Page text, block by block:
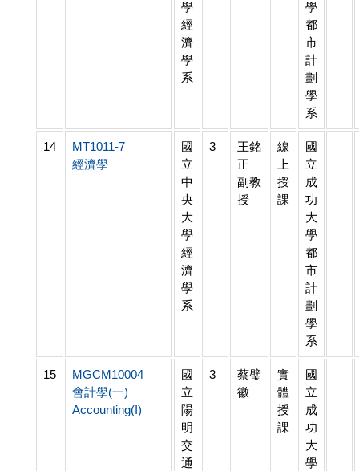
學
經
濟
學
系
學
都
市
計
劃
學
系
14
MT1011-7
經濟學
國
立
中
央
大
學
經
濟
學
系
3
王銘
正
副教
授
線
上
授
課
國
立
成
功
大
學
都
市
計
劃
學
系
15
MGCM10004
會計學(一)
Accounting(I)
國
立
陽
明
交
通
3
蔡璧
徽
實
體
授
課
國
立
成
功
大
學